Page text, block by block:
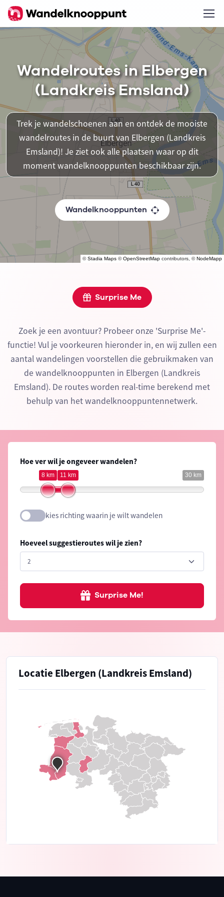
©Stadia Maps ©OpenStreetMap contributors, ©NodeMapp
Wandelroutes in Elbergen
(Landkreis Emsland)
Trek je wandelschoenen aan en ontdek de mooiste
wandelroutes in de buurt van Elbergen (Landkreis
Emsland)! Je ziet ook alle plaatsen waar op dit
moment wandelknooppunten beschikbaar zijn.
Wandelknooppunten
Surprise Me
Zoek je een avontuur? Probeer onze 'Surprise Me'-
functie! Vul je voorkeuren hieronder in, en wij zullen een
aantal wandelingen voorstellen die gebruikmaken van
de wandelknooppunten in Elbergen (Landkreis
Emsland). De routes worden real-time berekend met
behulp van het wandelknooppuntennetwerk.
Hoe ver wil je ongeveer wandelen?
30 km
8 km 11 km
kies richting waarin je wilt wandelen
Hoeveel suggestieroutes wil je zien?
Surprise Me!
Locatie Elbergen (Landkreis Emsland)